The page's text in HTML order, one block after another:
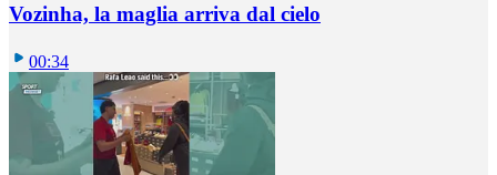
Vozinha, la maglia arriva dal cielo
00:34